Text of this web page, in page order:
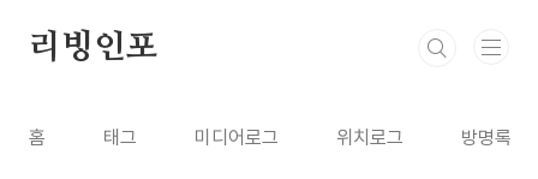
리빙인포
홈 태그 미디어로그 위치로그 방명록